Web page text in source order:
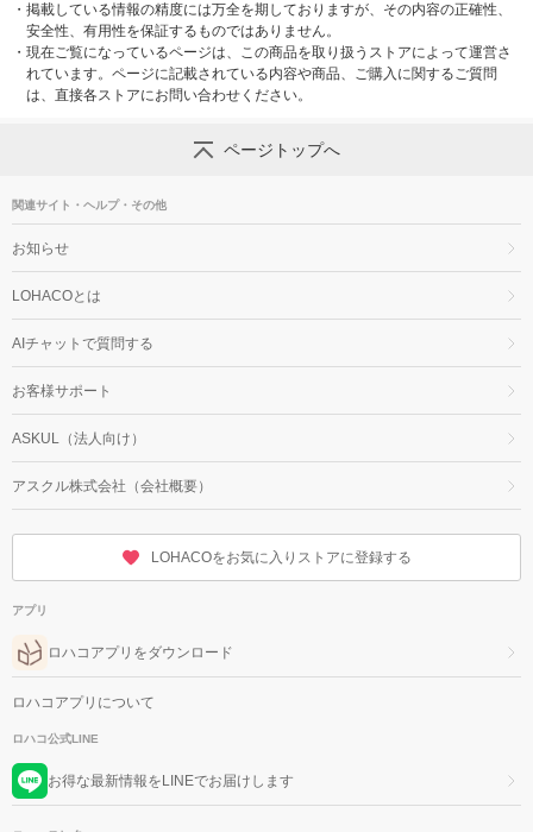
・ 掲載している情報の精度には万全を期しておりますが、その内容の正確性、
安全性、有用性を保証するものではありません。
・ 現在ご覧になっているページは、この商品を取り扱うストアによって運営さ
れています。ページに記載されている内容や商品、ご購入に関するご質問
は、直接各ストアにお問い合わせください。
ページトップへ
関連サイト・ヘルプ・その他
お知らせ
LOHACOとは
AIチャットで質問する
お客様サポート
ASKUL（法人向け）
アスクル株式会社（会社概要）
LOHACOをお気に入りストアに登録する
アプリ
ロハコアプリをダウンロード
ロハコアプリについて
ロハコ公式LINE
お得な最新情報をLINEでお届けします